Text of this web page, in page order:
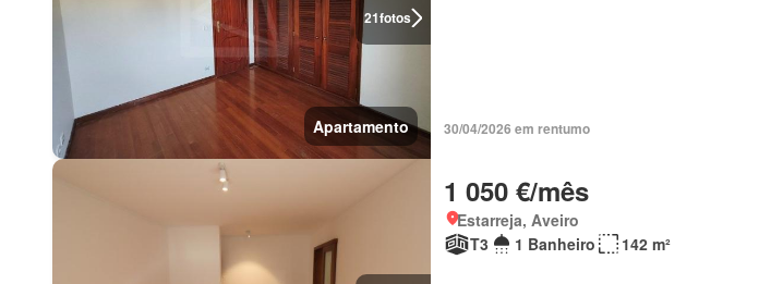
21fotos
Apartamento 30/04/2026 em rentumo
1 050 €/mês
Estarreja, Aveiro
T3
1 Banheiro 142 m²